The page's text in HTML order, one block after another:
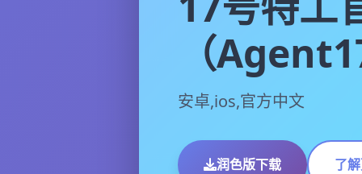
（
安卓,ios,官方中文
润色版下载 了